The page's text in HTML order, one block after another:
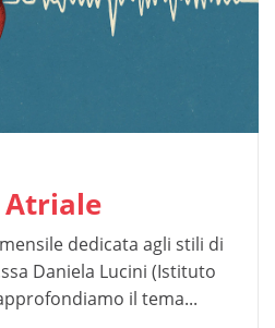
Atriale
dedicata agli stili di
Daniela Lucini (Istituto
il tema...